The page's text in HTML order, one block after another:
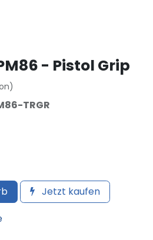
- Pistol Grip
TRGR
Jetzt kaufen